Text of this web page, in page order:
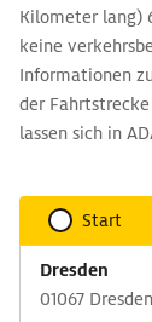
Kilometer lang)
keine
Informationen
der
lassen sich in
Start
Dresden
01067